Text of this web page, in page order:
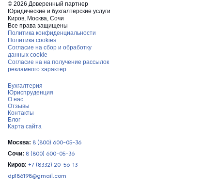
© 2026 Доверенный партнер
Юридические и бухгалтерские услуги
Киров, Москва, Сочи
Все права защищены
Политика конфиденциальности
Политика cookies
Согласие на сбор и обработку
данных cookie
Согласие на на получение рассылок
рекламного характер
Бухгалтерия
Юриспруденция
О нас
Отзывы
Контакты
Блог
Карта сайта
Москва: 8 (800) 600-05-36
Сочи: 8 (800) 600-05-36
Киров: +7 (8332) 20-56-13
dp186198@gmail.com